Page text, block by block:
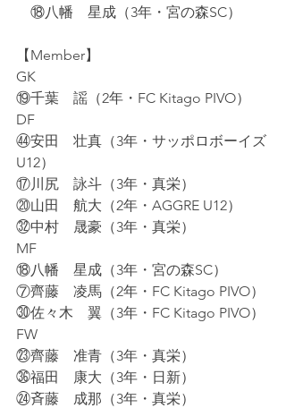
⑱八幡　星成（3年・宮の森SC）
【Member】
GK
⑲千葉　謡（2年・FC Kitago PIVO）
DF
㊹安田　壮真（3年・サッポロボーイズ
U12）
⑰川尻　詠斗（3年・真栄）
⑳山田　航大（2年・AGGRE U12）
㉜中村　晟豪（3年・真栄）
MF
⑱八幡　星成（3年・宮の森SC）
⑦齊藤　凌馬（2年・FC Kitago PIVO）
㉚佐々木　翼（3年・FC Kitago PIVO）
FW
㉓齊藤　准青（3年・真栄）
㊱福田　康大（3年・日新）
㉔斉藤　成那（3年・真栄）